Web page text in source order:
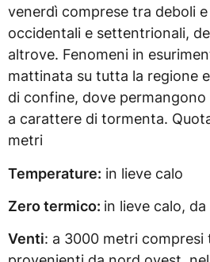
venerdì comprese tra deboli
occidentali e settentrionali,
altrove. Fenomeni in
mattinata su tutta la regione
di confine, dove
a carattere di tormenta.
metri
Temperature: in lieve calo
Zero termico: in lieve calo,
Venti: a 3000 metri